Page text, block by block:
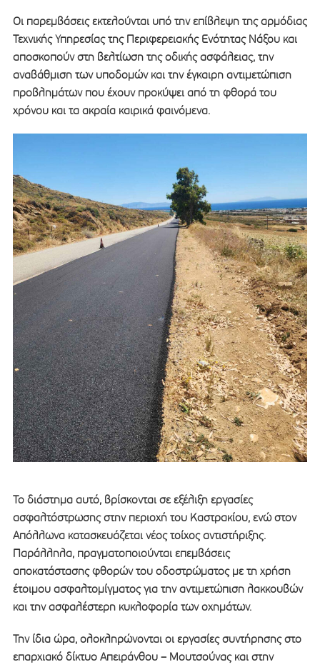
Οι παρεμβάσεις εκτελούνται υπό την επίβλεψη της αρμόδιας
Τεχνικής Υπηρεσίας της Περιφερειακής Ενότητας Νάξου και
αποσκοπούν στη βελτίωση της οδικής ασφάλειας, την
αναβάθμιση των υποδομών και την έγκαιρη αντιμετώπιση
προβλημάτων που έχουν προκύψει από τη φθορά του
χρόνου και τα ακραία καιρικά φαινόμενα.
Το διάστημα αυτό, βρίσκονται σε εξέλιξη εργασίες
ασφαλτόστρωσης στην περιοχή του Καστρακίου, ενώ στον
Απόλλωνα κατασκευάζεται νέος τοίχος αντιστήριξης.
Παράλληλα, πραγματοποιούνται επεμβάσεις
αποκατάστασης φθορών του οδοστρώματος με τη χρήση
έτοιμου ασφαλτομίγματος για την αντιμετώπιση λακκουβών
και την ασφαλέστερη κυκλοφορία των οχημάτων.
Την ίδια ώρα, ολοκληρώνονται οι εργασίες συντήρησης στο
επαρχιακό δίκτυο Απειράνθου – Μουτσούνας και στην